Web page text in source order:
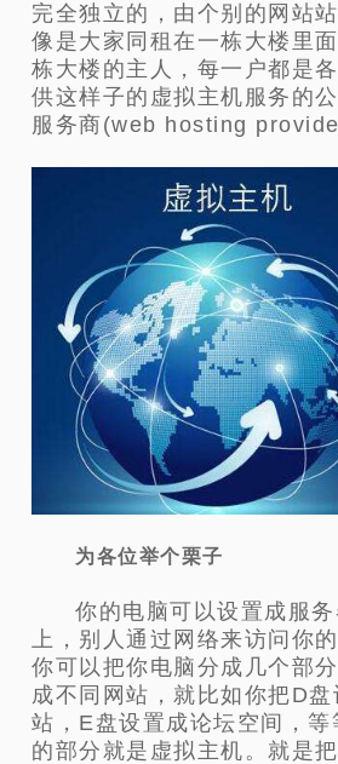
完全独立的，由个别的网站
像是大家同租在一栋大楼里
栋大楼的主人，每一户都是
供这样子的虚拟主机服务的
服务商(web hosting
为各位举个栗子
你的电脑可以设置成服
上，别人通过网络来访问你
你可以把你电脑分成几个部
成不同网站，就比如你把D盘
站，E盘设置成论坛空间，
的部分就是虚拟主机。就是